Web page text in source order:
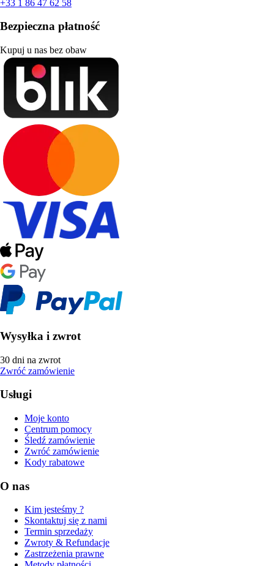
+33 1 86 47 62 58
Bezpieczna płatność
Kupuj u nas bez obaw
Wysyłka i zwrot
30 dni na zwrot
Zwróć zamówienie
Usługi
Moje konto
Centrum pomocy
Śledź zamówienie
Zwróć zamówienie
Kody rabatowe
O nas
Kim jesteśmy ?
Skontaktuj się z nami
Termin sprzedaży
Zwroty & Refundacje
Zastrzeżenia prawne